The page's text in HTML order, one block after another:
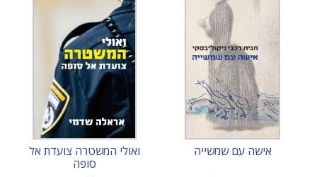
אישה עם שמשייה
ואולי המשטרה צועדת אל
סופה